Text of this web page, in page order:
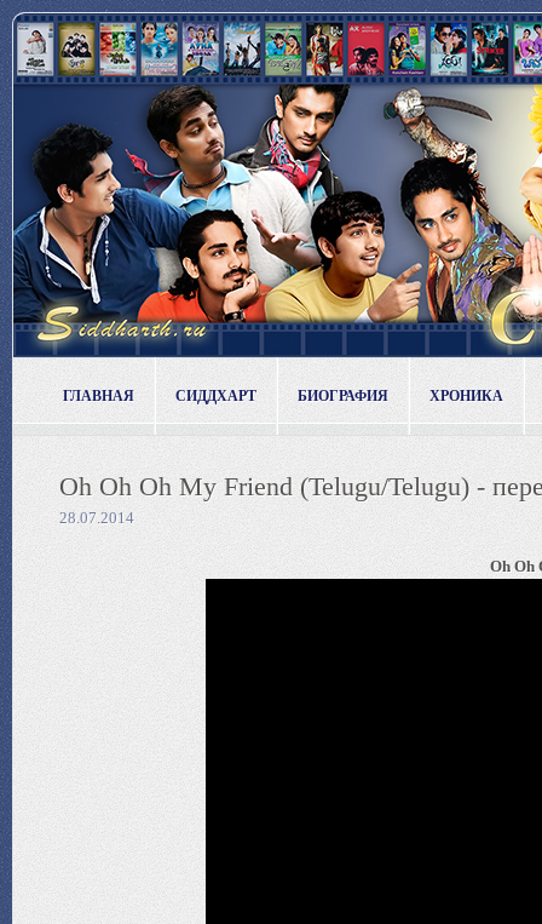
ГЛАВНАЯ СИДДХАРТ БИОГРАФИЯ ХРОНИКА
Oh Oh Oh My Friend (Telugu/Telugu) -
28.07.2014
Oh Oh